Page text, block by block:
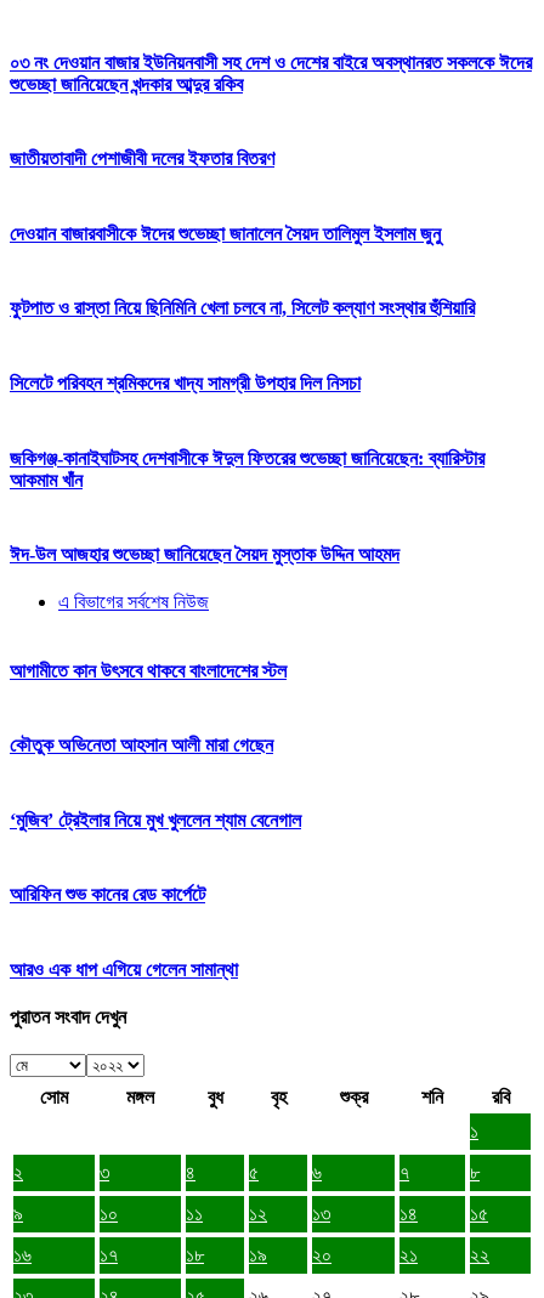
০৩ নং দেওয়ান বাজার ইউনিয়নবাসী সহ দেশ ও দেশের বাইরে অবস্থানরত সকলকে ঈদের
শুভেচ্ছা জানিয়েছেন খন্দকার আব্দুর রকিব
জাতীয়তাবাদী পেশাজীবী দলের ইফতার বিতরণ
দেওয়ান বাজারবাসীকে ঈদের শুভেচ্ছা জানালেন সৈয়দ তালিমুল ইসলাম জুনু
ফুটপাত ও রাস্তা নিয়ে ছিনিমিনি খেলা চলবে না, সিলেট কল্যাণ সংস্থার হুঁশিয়ারি
সিলেটে পরিবহন শ্রমিকদের খাদ্য সামগ্রী উপহার দিল নিসচা
জকিগঞ্জ-কানাইঘাটসহ দেশবাসীকে ঈদুল ফিতরের শুভেচ্ছা জানিয়েছেন: ব্যারিস্টার
আকমাম খাঁন
ঈদ-উল আজহার শুভেচ্ছা জানিয়েছেন সৈয়দ মুস্তাক উদ্দিন আহমদ
এ বিভাগের সর্বশেষ নিউজ
আগামীতে কান উৎসবে থাকবে বাংলাদেশের স্টল
কৌতুক অভিনেতা আহসান আলী মারা গেছেন
‘মুজিব’ ট্রেইলার নিয়ে মুখ খুললেন শ্যাম বেনেগাল
আরিফিন শুভ কানের রেড কার্পেটে
আরও এক ধাপ এগিয়ে গেলেন সামান্থা
পুরাতন সংবাদ দেখুন
সোম মঙ্গল বুধ বৃহ শুক্র শনি
রবি
১
২
৩ ৪ ৫ ৬ ৭
৮
৯
১০ ১১ ১২ ১৩ ১৪
১৫
১৬
১৭ ১৮ ১৯ ২০ ২১
২২